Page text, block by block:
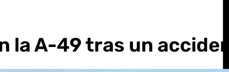
la A-49 tras un